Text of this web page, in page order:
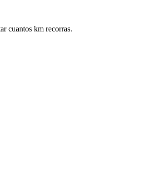
cuantos km recorras.